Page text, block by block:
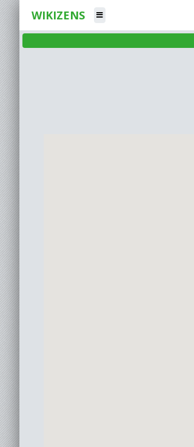
WIKIZENS